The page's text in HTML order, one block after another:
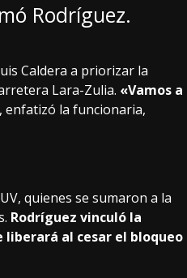
Rodríguez.
Caldera a priorizar la
Lara-Zulia. «Vamos a
, enfatizó la funcionaria,
quienes se sumaron a la
Rodríguez vinculó la
liberará al cesar el bloqueo